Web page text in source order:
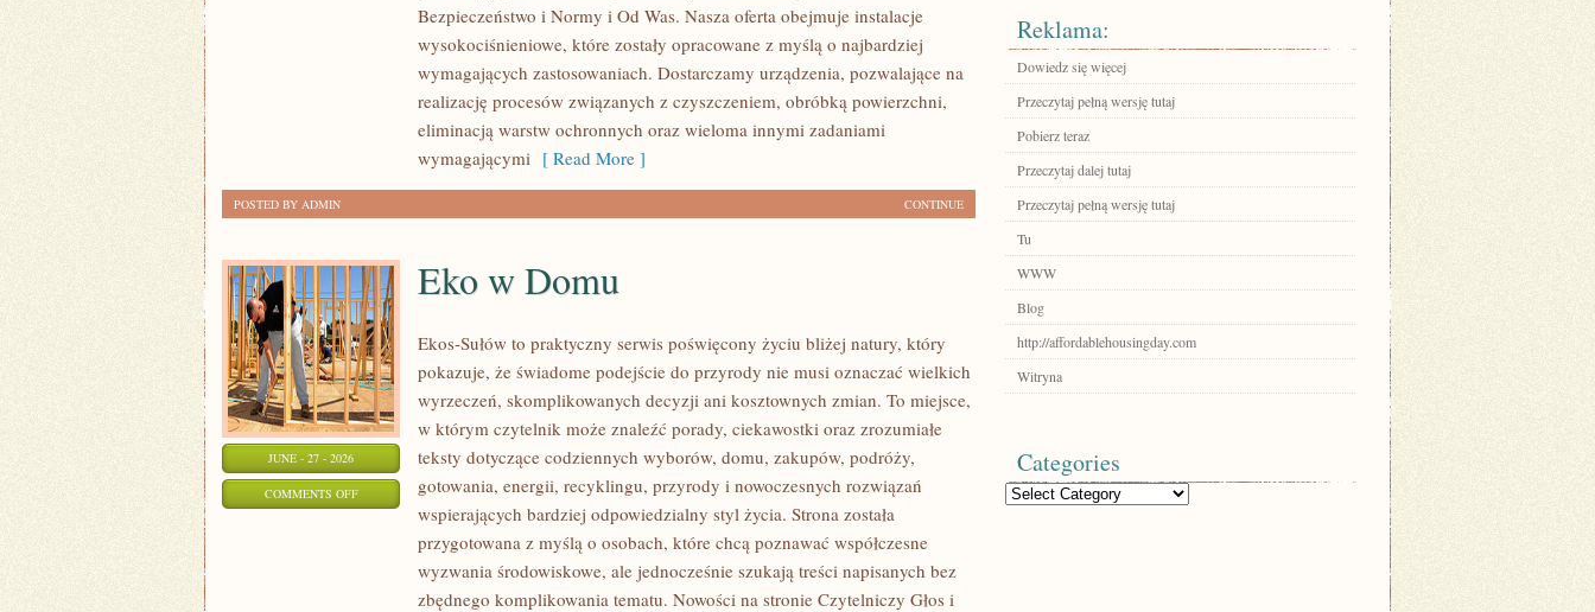
Bezpieczeństwo i Normy i Od Was. Nasza oferta obejmuje instalacje
wysokociśnieniowe, które zostały opracowane z myślą o najbardziej
wymagających zastosowaniach. Dostarczamy urządzenia, pozwalające na
realizację procesów związanych z czyszczeniem, obróbką powierzchni,
eliminacją warstw ochronnych oraz wieloma innymi zadaniami
wymagającymi [ Read More ]
CONTINUE
POSTED BY ADMIN
JUNE - 27 - 2026
COMMENTS OFFON
Eko w Domu
Ekos-Sułów to praktyczny serwis poświęcony życiu bliżej natury, który
pokazuje, że świadome podejście do przyrody nie musi oznaczać wielkich
wyrzeczeń, skomplikowanych decyzji ani kosztownych zmian. To miejsce,
w którym czytelnik może znaleźć porady, ciekawostki oraz zrozumiałe
teksty dotyczące codziennych wyborów, domu, zakupów, podróży,
gotowania, energii, recyklingu, przyrody i nowoczesnych rozwiązań
wspierających bardziej odpowiedzialny styl życia. Strona została
przygotowana z myślą o osobach, które chcą poznawać współczesne
wyzwania środowiskowe, ale jednocześnie szukają treści napisanych bez
zbędnego komplikowania tematu. Nowości na stronie Czytelniczy Głos i
Reklama:
Dowiedz się więcej
Przeczytaj pełną wersję tutaj
Pobierz teraz
Przeczytaj dalej tutaj
Przeczytaj pełną wersję tutaj
Tu
WWW
Blog
http://affordablehousingday.com
Witryna
Categories
Categories